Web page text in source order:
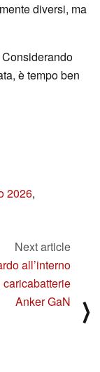
diversi, ma
è tempo ben
2026,
Next article
all’interno
caricabatterie
Anker GaN
⟩